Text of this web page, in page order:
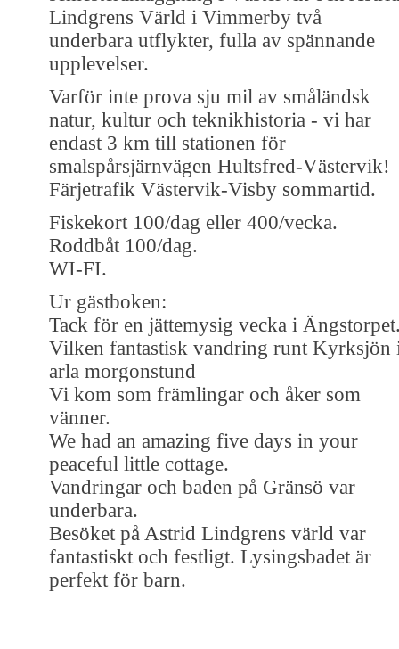
Lindgrens Värld i Vimmerby två
underbara utflykter, fulla av spännande
upplevelser.
Varför inte prova sju mil av småländsk
natur, kultur och teknikhistoria - vi har
endast 3 km till stationen för
smalspårsjärnvägen Hultsfred-Västervik!
Färjetrafik Västervik-Visby sommartid.
Fiskekort 100/dag eller 400/vecka.
Roddbåt 100/dag.
WI-FI.
Ur gästboken:
Tack för en jättemysig vecka i
Vilken fantastisk vandring runt Kyrksjön
arla morgonstund
Vi kom som främlingar och åker som
vänner.
We had an amazing five days in your
peaceful little cottage.
Vandringar och baden på Gränsö var
underbara.
Besöket på Astrid Lindgrens värld var
fantastiskt och festligt. Lysingsbadet är
perfekt för barn.